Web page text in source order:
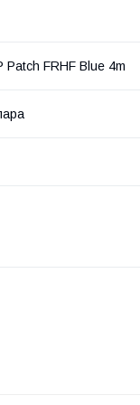
Patch FRHF Blue 4m